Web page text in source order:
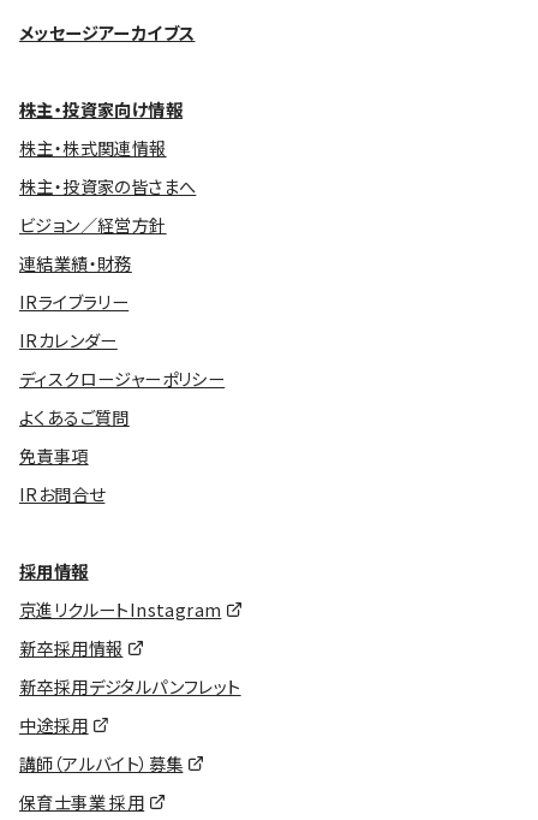
メッセージアーカイブス
株主・投資家向け情報
株主・株式関連情報
株主・投資家の皆さまへ
ビジョン／経営方針
連結業績・財務
IRライブラリー
IRカレンダー
ディスクロージャーポリシー
よくあるご質問
免責事項
IRお問合せ
採用情報
京進リクルートInstagram
新卒採用情報
新卒採用デジタルパンフレット
中途採用
講師（アルバイト）募集
保育士事業 採用